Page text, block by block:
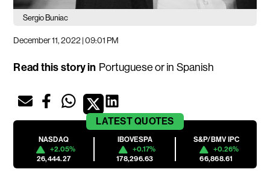
Sergio Buniac
December 11, 2022 | 09:01 PM
Read this story in Portuguese or in Spanish
LATESTQUOTES
NASDAQ
+2.05%
26,444.27
IBOVESPA
+0.17%
178,296.63
S&P/BMV IPC
+0.26%
66,868.61